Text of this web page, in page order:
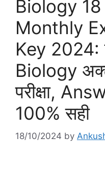
Biology
Monthly
Key 2024:
Biology
परीक्षा,
100% सही
18/10/2024 by